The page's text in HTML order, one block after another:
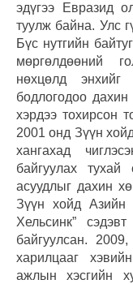
эдүгээ Евразид
туулж байна. Улс
Бүс нутгийн
мөргөлдөөний
нөхцөлд
бодлогодоо
хэрдээ тохирсон
2001 онд Зүүн
хангахад
байгуулах
асуудлыг дахин
Зүүн хойд Азийн
Хельсинк”
байгуулсан.
харилцааг
ажлын хэсгийн